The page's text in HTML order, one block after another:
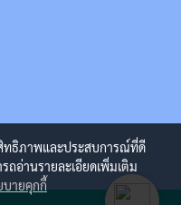
ทธิภาพและประสบการณ์ที่ดี
ถอ่านรายละเอียดเพิ่มเติม
บายคุกกี้